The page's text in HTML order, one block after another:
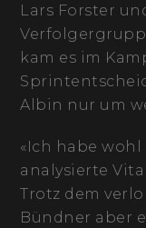
Lars Forster
kam es im
Albin nur um
«Ich habe wohl
analysierte
Trotz dem
Bündner aber